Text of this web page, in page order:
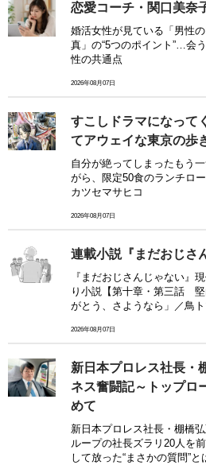
恋愛コーチ・関口美奈
婚活女性が見ている「男性
真」の“5つのポイント”…会
性の共通点
2026年08月07日
すこしドラマになって
てアウェイな東京の歩
自分が絶ってしまったもう
がら、限定50食のランチロ
カツセマサヒコ
2026年08月07日
連載小説『まだおじさ
『まだおじさんじゃない』
り小説【第十章・第三話 堅
がとう、さようなら」／鳥ト
2026年08月07日
新日本プロレス社長・
ネス奮闘記～トップロ
めて
新日本プロレス社長・棚橋
ループの社長ズラリ20人を
して放った“まさかの質問”と